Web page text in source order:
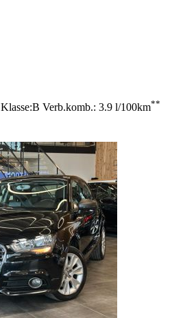
Klasse:B Verb.komb.: 3.9 l/100km**